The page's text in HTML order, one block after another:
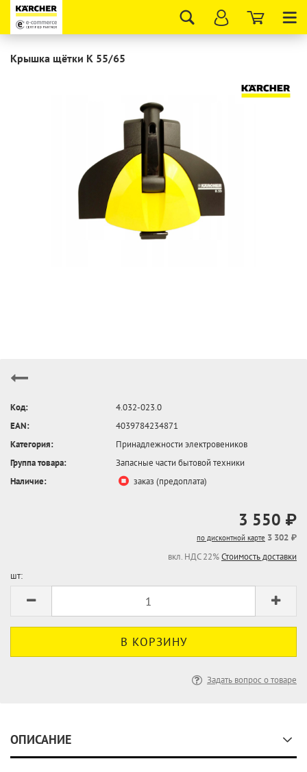
Крышка щётки K 55/65
Код:
4.032-023.0
EAN:
4039784234871
Категория:
Принадлежности электровеников
Группа товара:
Запасные части бытовой техники
Наличие:
заказ (предоплата)
3 550 ₽
по дисконтной карте 3 302 ₽
вкл. НДС 22%Стоимость доставки
шт:
Задать вопрос о товаре
ОПИСАНИЕ